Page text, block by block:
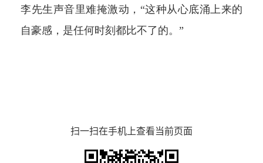
李先生声音里难掩激动，“这种从心底涌上来的
自豪感，是任何时刻都比不了的。”
扫一扫在手机上查看当前页面